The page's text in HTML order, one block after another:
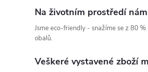
Na životním prostředí
Jsme eco-friendly - snažíme se z 80
obalů.
Veškeré vystavené zboží